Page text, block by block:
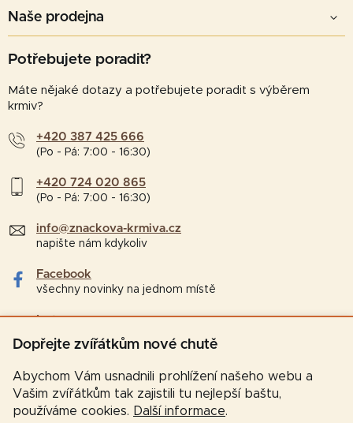
Dopřejte zvířátkům nové chutě
Abychom Vám usnadnili prohlížení našeho webu a
Vašim zvířátkům tak zajistili tu nejlepší baštu,
používáme cookies. Další informace.
Naše prodejna
Potřebujete poradit?
Máte nějaké dotazy a potřebujete poradit s výběrem
krmiv?
+420 387 425 666
(Po - Pá: 7:00 - 16:30)
+420 724 020 865
(Po - Pá: 7:00 - 16:30)
info@znackova-krmiva.cz
napište nám kdykoliv
Facebook
všechny novinky na jednom místě
Instagram
tipy a zajímavosti pro chovatele